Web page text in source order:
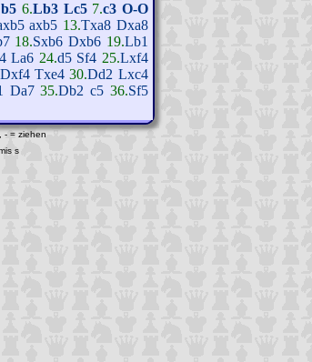
b5 6.Lb3 Lc5 7.c3 O-O
axb5 13.Txa8 Dxa8
18.Sxb6 Dxb6 19.Lb1
La6 24.d5 Sf4 25.Lxf4
Dxf4 Txe4 30.Dd2 Lxc4
Da7 35.Db2 c5 36.Sf5
- = ziehen
s